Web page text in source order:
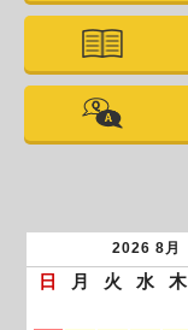
2026 8月
日 月 火 水 木